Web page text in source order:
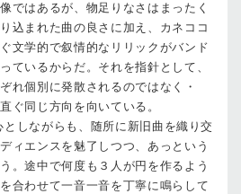
ではあるが、物足りなさはまったく
込まれた曲の良さに加え、カネココ
文学的で叙情的なリリックがバンド
ているからだ。それを指針として、
れ個別に発散されるのではなく・
ぐ同じ方向を向いている。
しながらも、随所に新旧曲を織り交
ィエンスを魅了しつつ、あっという
。途中で何度も３人が円を作るよう
合わせて一音一音を丁寧に鳴らして